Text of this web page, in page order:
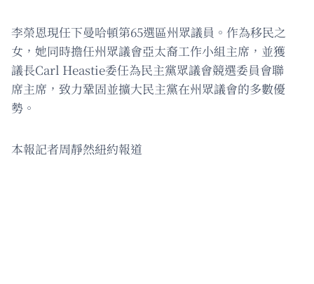
李榮恩現任下曼哈頓第65選區州眾議員。作為移民之
女，她同時擔任州眾議會亞太裔工作小組主席，並獲
議長Carl Heastie委任為民主黨眾議會競選委員會聯
席主席，致力鞏固並擴大民主黨在州眾議會的多數優
勢。
本報記者周靜然紐約報道